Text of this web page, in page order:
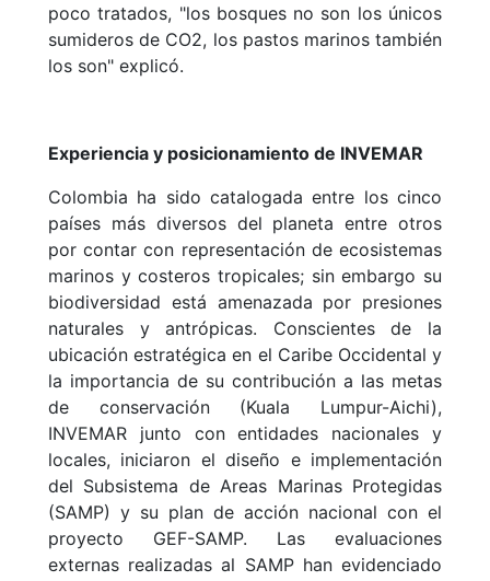
poco tratados, "los bosques no son los únicos
sumideros de CO2, los pastos marinos también
los son" explicó.
Experiencia y posicionamiento de INVEMAR
Colombia ha sido catalogada entre los cinco
países más diversos del planeta entre otros
por contar con representación de ecosistemas
marinos y costeros tropicales; sin embargo su
biodiversidad está amenazada por presiones
naturales y antrópicas. Conscientes de la
ubicación estratégica en el Caribe Occidental y
la importancia de su contribución a las metas
de conservación (Kuala Lumpur-Aichi),
INVEMAR junto con entidades nacionales y
locales, iniciaron el diseño e implementación
del Subsistema de Areas Marinas Protegidas
(SAMP) y su plan de acción nacional con el
proyecto GEF-SAMP. Las evaluaciones
externas realizadas al SAMP han evidenciado